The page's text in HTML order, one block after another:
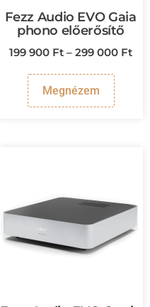
Fezz Audio EVO Gaia
phono előerősítő
199 900 Ft – 299 000 Ft
Megnézem